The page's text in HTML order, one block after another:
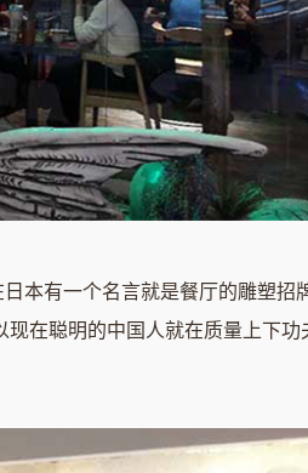
本有一个名言就是餐厅的雕塑招
在聪明的中国人就在质量上下功